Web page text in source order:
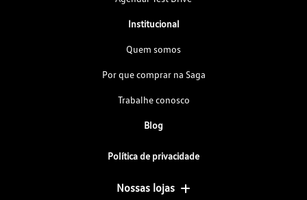
Institucional
Quem somos
Por que comprar na Saga
Trabalhe conosco
Blog
Política de privacidade
Nossas lojas